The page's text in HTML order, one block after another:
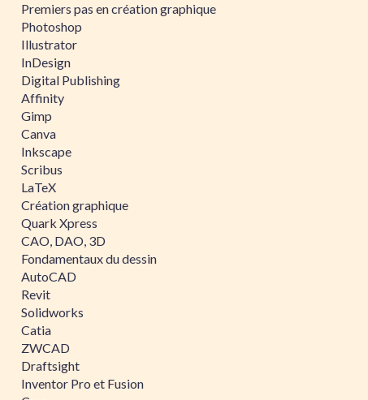
Premiers pas en création graphique
Photoshop
Illustrator
InDesign
Digital Publishing
Affinity
Gimp
Canva
Inkscape
Scribus
LaTeX
Création graphique
Quark Xpress
CAO, DAO, 3D
Fondamentaux du dessin
AutoCAD
Revit
Solidworks
Catia
ZWCAD
Draftsight
Inventor Pro et Fusion